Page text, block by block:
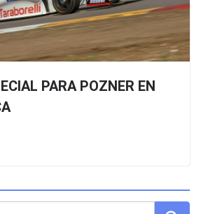
PARA POZNER EN